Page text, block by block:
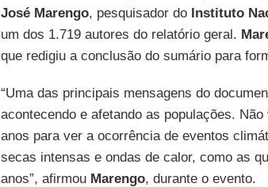
José Marengo, pesquisador doInstituto
um dos 1.719 autores do relatório geral.
que redigiu a conclusão do sumário para
“Uma das principais mensagens do
acontecendo e afetando as populações.
anos para ver a ocorrência de eventos
secas intensas e ondas de calor, como as
anos”, afirmou Marengo, durante o evento.